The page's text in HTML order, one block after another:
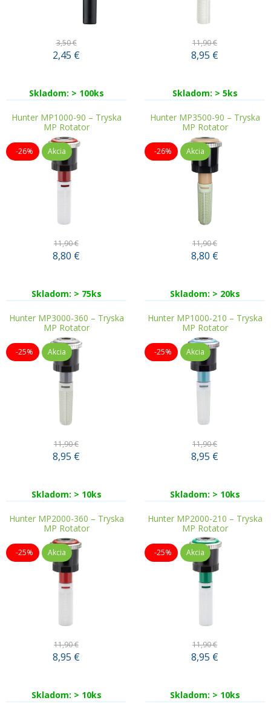
3,50 €
2,45 €
Skladom: > 100ks
11,90 €
8,95 €
Skladom: > 5ks
Hunter MP1000-90 – Tryska
MP Rotator
-26% Akcia
11,90 €
8,80 €
Skladom: > 75ks
Hunter MP3500-90 – Tryska
MP Rotator
-26% Akcia
11,90 €
8,80 €
Skladom: > 20ks
Hunter MP3000-360 – Tryska
MP Rotator
-25% Akcia
11,90 €
8,95 €
Skladom: > 10ks
Hunter MP1000-210 – Tryska
MP Rotator
-25% Akcia
11,90 €
8,95 €
Skladom: > 10ks
Hunter MP2000-360 – Tryska
MP Rotator
-25% Akcia
11,90 €
8,95 €
Skladom: > 10ks
Hunter MP2000-210 – Tryska
MP Rotator
-25% Akcia
11,90 €
8,95 €
Skladom: > 10ks